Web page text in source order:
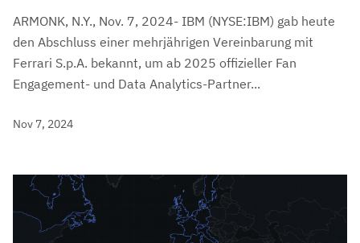
ARMONK, N.Y., Nov. 7, 2024- IBM (NYSE:IBM) gab heute
den Abschluss einer mehrjährigen Vereinbarung mit
Ferrari S.p.A. bekannt, um ab 2025 offizieller Fan
Engagement- und Data Analytics-Partner...
Nov 7, 2024